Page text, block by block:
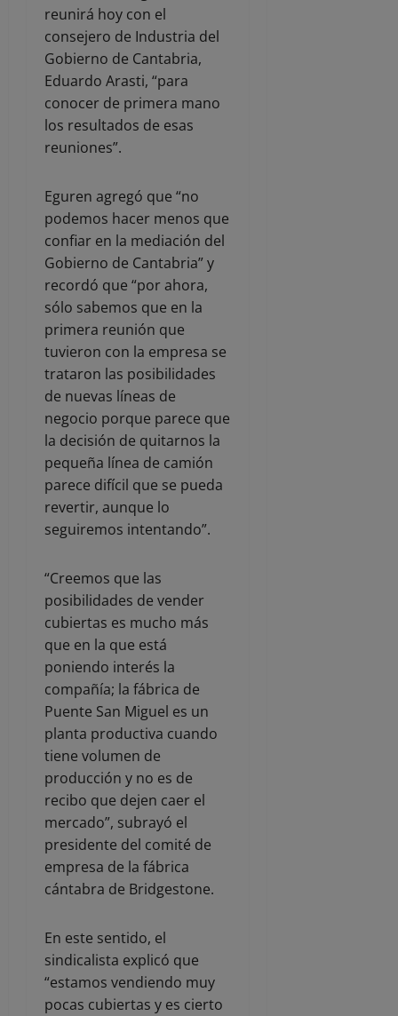
reunirá hoy con el
consejero de Industria del
Gobierno de Cantabria,
Eduardo Arasti, “para
conocer de primera mano
los resultados de esas
reuniones”.
Eguren agregó que “no
podemos hacer menos que
confiar en la mediación del
Gobierno de Cantabria” y
recordó que “por ahora,
sólo sabemos que en la
primera reunión que
tuvieron con la empresa se
trataron las posibilidades
de nuevas líneas de
negocio porque parece que
la decisión de quitarnos la
pequeña línea de camión
parece difícil que se pueda
revertir, aunque lo
seguiremos intentando”.
“Creemos que las
posibilidades de vender
cubiertas es mucho más
que en la que está
poniendo interés la
compañía; la fábrica de
Puente San Miguel es un
planta productiva cuando
tiene volumen de
producción y no es de
recibo que dejen caer el
mercado”, subrayó el
presidente del comité de
empresa de la fábrica
cántabra de Bridgestone.
En este sentido, el
sindicalista explicó que
“estamos vendiendo muy
pocas cubiertas y es cierto